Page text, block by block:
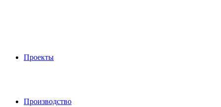
Проекты
Производство